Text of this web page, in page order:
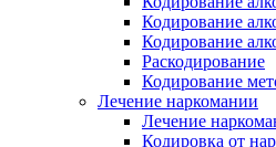
Кодирование
Кодирование
Раскодирование
Кодирование
Лечение наркомании
Лечение
Кодировка от